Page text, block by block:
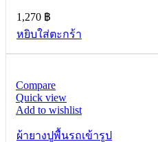
1,270 ฿
หยิบใส่ตะกร้า
Compare
Quick view
Add to wishlist
ผ้ายางปูพื้นรถเข้ารูป